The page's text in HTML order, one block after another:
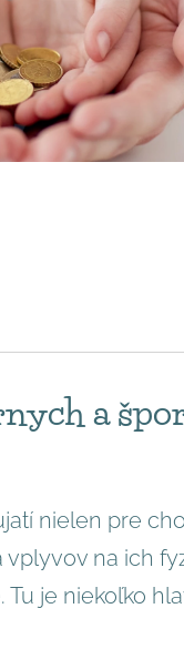
a
nielen pre
na ich
je niekoľko